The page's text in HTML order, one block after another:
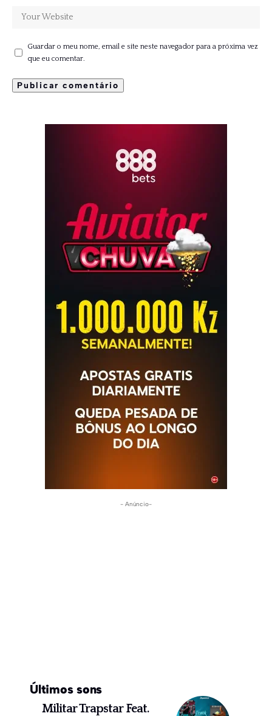
Guardar o meu nome, email e site neste navegador para a próxima vez
que eu comentar.
- Anúncio-
Últimos sons
Militar Trapstar Feat.